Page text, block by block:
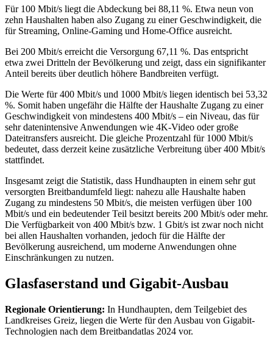
Für 100 Mbit/s liegt die Abdeckung bei 88,11 %. Etwa neun von
zehn Haushalten haben also Zugang zu einer Geschwindigkeit, die
für Streaming, Online‑Gaming und Home‑Office ausreicht.
Bei 200 Mbit/s erreicht die Versorgung 67,11 %. Das entspricht
etwa zwei Dritteln der Bevölkerung und zeigt, dass ein signifikanter
Anteil bereits über deutlich höhere Bandbreiten verfügt.
Die Werte für 400 Mbit/s und 1000 Mbit/s liegen identisch bei 53,32
%. Somit haben ungefähr die Hälfte der Haushalte Zugang zu einer
Geschwindigkeit von mindestens 400 Mbit/s – ein Niveau, das für
sehr datenintensive Anwendungen wie 4K‑Video oder große
Dateitransfers ausreicht. Die gleiche Prozentzahl für 1000 Mbit/s
bedeutet, dass derzeit keine zusätzliche Verbreitung über 400 Mbit/s
stattfindet.
Insgesamt zeigt die Statistik, dass Hundhaupten in einem sehr gut
versorgten Breitbandumfeld liegt: nahezu alle Haushalte haben
Zugang zu mindestens 50 Mbit/s, die meisten verfügen über 100
Mbit/s und ein bedeutender Teil besitzt bereits 200 Mbit/s oder mehr.
Die Verfügbarkeit von 400 Mbit/s bzw. 1 Gbit/s ist zwar noch nicht
bei allen Haushalten vorhanden, jedoch für die Hälfte der
Bevölkerung ausreichend, um moderne Anwendungen ohne
Einschränkungen zu nutzen.
Glasfaserstand und Gigabit-Ausbau
Regionale Orientierung: In Hundhaupten, dem Teilgebiet des
Landkreises Greiz, liegen die Werte für den Ausbau von Gigabit-
Technologien nach dem Breitbandatlas 2024 vor.